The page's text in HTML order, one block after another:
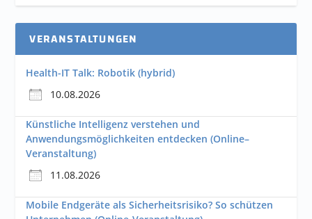
VERANSTALTUNGEN
Health-IT Talk: Robotik (hybrid)
10.08.2026
Künstliche Intelligenz verstehen und
Anwendungsmöglichkeiten entdecken (Online–
Veranstaltung)
11.08.2026
Mobile Endgeräte als Sicherheitsrisiko? So schützen